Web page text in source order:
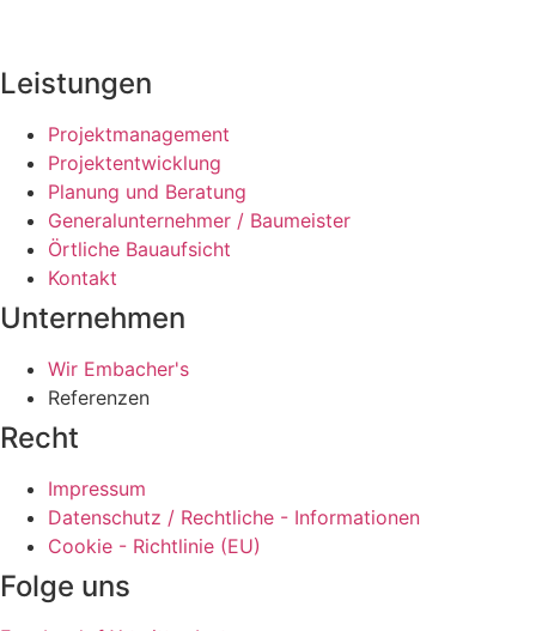
Leistungen
Projektmanagement
Projektentwicklung
Planung und Beratung
Generalunternehmer / Baumeister
Örtliche Bauaufsicht
Kontakt
Unternehmen
Wir Embacher's
Referenzen
Recht
Impressum
Datenschutz / Rechtliche - Informationen
Cookie - Richtlinie (EU)
Folge uns